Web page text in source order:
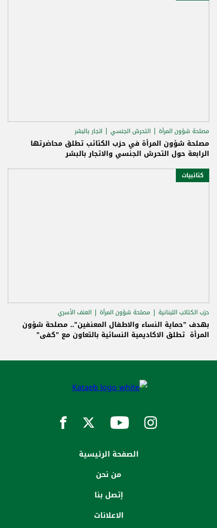
مصلحة شؤون المرأة التحرش الجنسي اتجار بالبشر
مصلحة شؤون المرأة في حزب الكتائب تطلق محاضرتها
الرابعة حول التحرش الجنسي والاتجار بالبشر
كتائبيات
حزب الكتائب اللبنانية مصلحة شؤون المرأة العنف الأسري
بهدف "حماية النساء والاطفال المعنفين".. مصلحة شؤون
المرأة تطلق الاكاديمية النسائية بالتعاون مع "كفى"
الصفحة الرئيسية
من نحن
إتصل بنا
الاعلانات